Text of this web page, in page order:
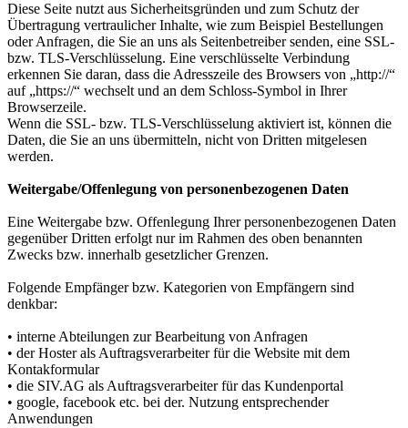
Diese Seite nutzt aus Sicherheitsgründen und zum Schutz der
Übertragung vertraulicher Inhalte, wie zum Beispiel Bestellungen
oder Anfragen, die Sie an uns als Seitenbetreiber senden, eine SSL-
bzw. TLS-Verschlüsselung. Eine verschlüsselte Verbindung
erkennen Sie daran, dass die Adresszeile des Browsers von „http://“
auf „https://“ wechselt und an dem Schloss-Symbol in Ihrer
Browserzeile.
Wenn die SSL- bzw. TLS-Verschlüsselung aktiviert ist, können die
Daten, die Sie an uns übermitteln, nicht von Dritten mitgelesen
werden.
Weitergabe/Offenlegung von personenbezogenen Daten
Eine Weitergabe bzw. Offenlegung Ihrer personenbezogenen Daten
gegenüber Dritten erfolgt nur im Rahmen des oben benannten
Zwecks bzw. innerhalb gesetzlicher Grenzen.
Folgende Empfänger bzw. Kategorien von Empfängern sind
denkbar:
• interne Abteilungen zur Bearbeitung von Anfragen
• der Hoster als Auftragsverarbeiter für die Website mit dem
Kontakformular
• die SIV.AG als Auftragsverarbeiter für das Kundenportal
• google, facebook etc. bei der. Nutzung entsprechender
Anwendungen